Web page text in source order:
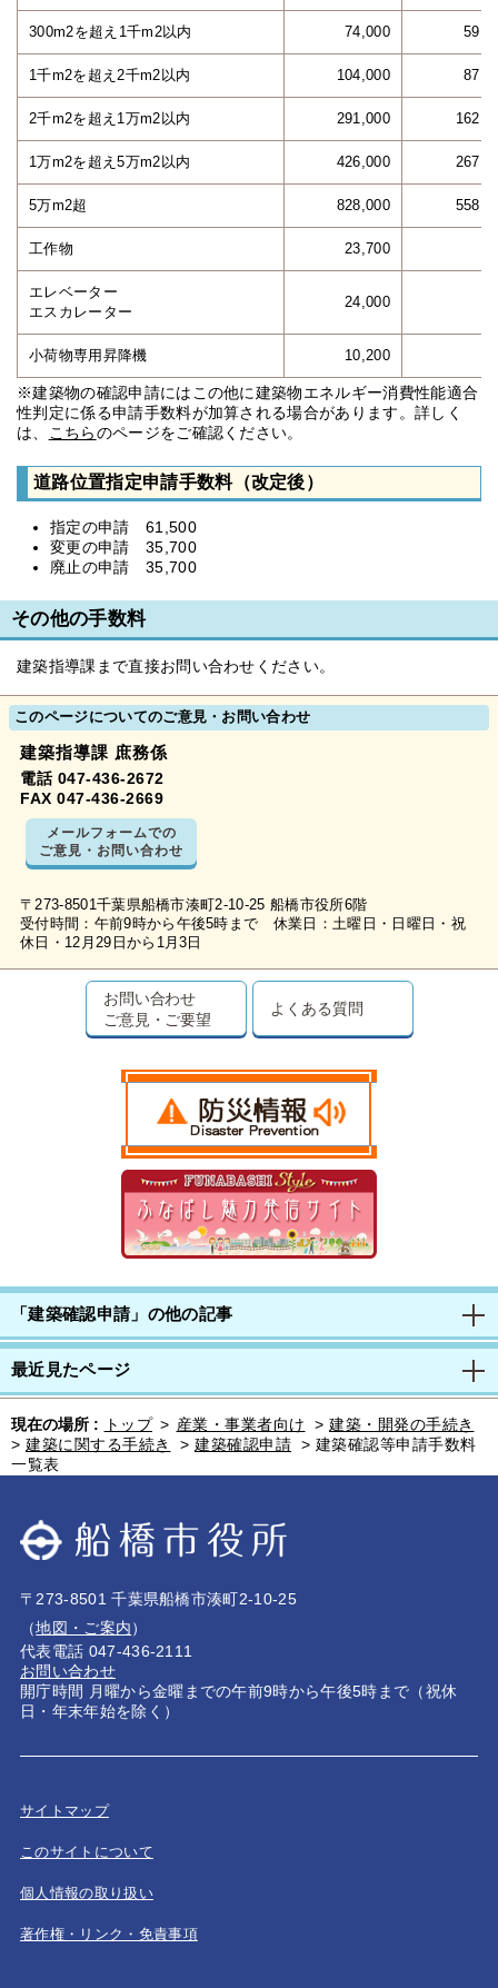
300m2を超え1千m2以内 74,000
1千m2を超え2千m2以内 104,000
2千m2を超え1万m2以内 291,000
1万m2を超え5万m2以内 426,000
5万m2超 828,000
工作物 23,700
エレベーター
エスカレーター
24,000
小荷物専用昇降機 10,200
※建築物の確認申請にはこの他に建築物エネルギー消費性能適合
性判定に係る申請手数料が加算される場合があります。詳しく
は、
こちらのページをご確認ください。
道路位置指定申請手数料（改定後）
指定の申請 61,500
変更の申請 35,700
廃止の申請 35,700
その他の手数料
建築指導課まで直接お問い合わせください。
このページについてのご意見・お問い合わせ
建築指導課 庶務係
電話 047-436-2672
FAX 047-436-2669
メールフォームでの
ご意見・お問い合わせ
〒273-8501千葉県船橋市湊町2-10-25 船橋市役所6階
受付時間：午前9時から午後5時まで 休業日：土曜日・日曜日・祝
休日・12月29日から1月3日
お問い合わせ
ご意見・ご要望
よくある質問
「建築確認申請」の他の記事
最近見たページ
現在の場所 : トップ > 産業・事業者向け > 建築・開発の手続き
> 建築に関する手続き > 建築確認申請 > 建築確認等申請手数料
一覧表
〒273-8501 千葉県船橋市湊町2-10-25
（地図・ご案内）
代表電話 047-436-2111
お問い合わせ
開庁時間 月曜から金曜までの午前9時から午後5時まで（祝休
日・年末年始を除く）
サイトマップ
このサイトについて
個人情報の取り扱い
著作権・リンク・免責事項